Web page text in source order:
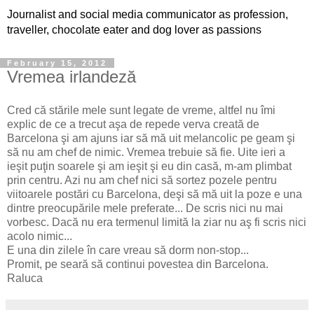
Journalist and social media communicator as profession,
traveller, chocolate eater and dog lover as passions
February 15, 2012
Vremea irlandeză
Cred că stările mele sunt legate de vreme, altfel nu îmi
explic de ce a trecut aşa de repede verva creată de
Barcelona şi am ajuns iar să mă uit melancolic pe geam şi
să nu am chef de nimic. Vremea trebuie să fie. Uite ieri a
ieşit puţin soarele şi am ieşit şi eu din casă, m-am plimbat
prin centru. Azi nu am chef nici să sortez pozele pentru
viitoarele postări cu Barcelona, deşi să mă uit la poze e una
dintre preocupările mele preferate... De scris nici nu mai
vorbesc. Dacă nu era termenul limită la ziar nu aş fi scris nici
acolo nimic...
E una din zilele în care vreau să dorm non-stop...
Promit, pe seară să continui povestea din Barcelona.
Raluca